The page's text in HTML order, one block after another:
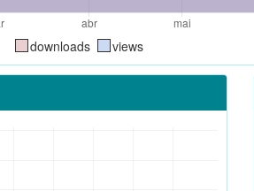
downloads views